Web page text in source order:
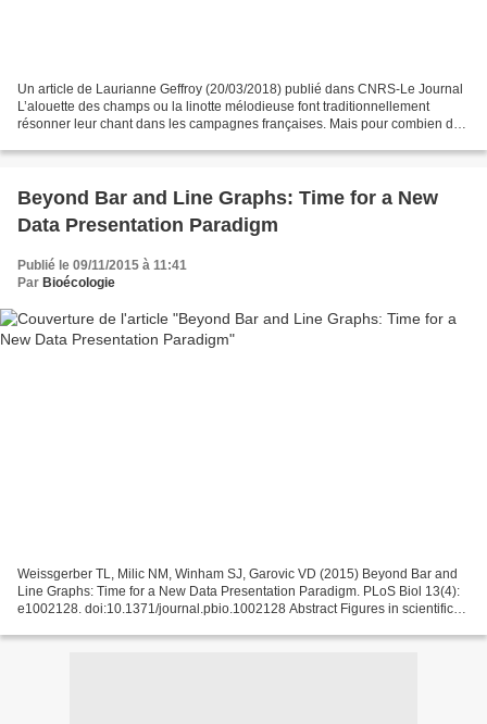
Un article de Laurianne Geffroy (20/03/2018) publié dans CNRS-Le Journal
L’alouette des champs ou la linotte mélodieuse font traditionnellement
résonner leur chant dans les campagnes françaises. Mais pour combien de
Beyond Bar and Line Graphs: Time for a New
Data Presentation Paradigm
Publié le 09/11/2015 à 11:41
Par Bioécologie
Weissgerber TL, Milic NM, Winham SJ, Garovic VD (2015) Beyond Bar and
Line Graphs: Time for a New Data Presentation Paradigm. PLoS Biol 13(4):
e1002128. doi:10.1371/journal.pbio.1002128 Abstract Figures in scientific